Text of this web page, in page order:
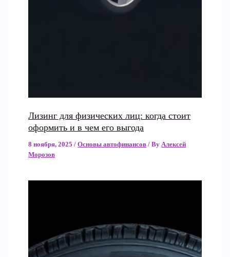
Лизинг для физических лиц: когда стоит
оформить и в чем его выгода
8 ноября, 2025/Основы автофинансов / ByАлексей
Морозов